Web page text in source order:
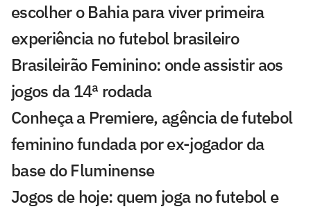
escolher o Bahia para viver primeira
experiência no futebol brasileiro
Brasileirão Feminino: onde assistir aos
jogos da 14ª rodada
Conheça a Premiere, agência de futebol
feminino fundada por ex-jogador da
base do Fluminense
Jogos de hoje: quem joga no futebol e